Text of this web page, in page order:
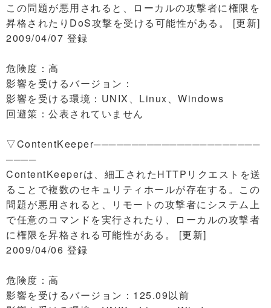
この問題が悪用されると、ローカルの攻撃者に権限を
昇格されたりDoS攻撃を受ける可能性がある。 [更新]
2009/04/07 登録
危険度：高
影響を受けるバージョン：
影響を受ける環境：UNIX、Linux、Windows
回避策：公表されていません
▽ContentKeeper──────────────────────
────
ContentKeeperは、細工されたHTTPリクエストを送
ることで複数のセキュリティホールが存在する。この
問題が悪用されると、リモートの攻撃者にシステム上
で任意のコマンドを実行されたり、ローカルの攻撃者
に権限を昇格される可能性がある。 [更新]
2009/04/06 登録
危険度：高
影響を受けるバージョン：125.09以前